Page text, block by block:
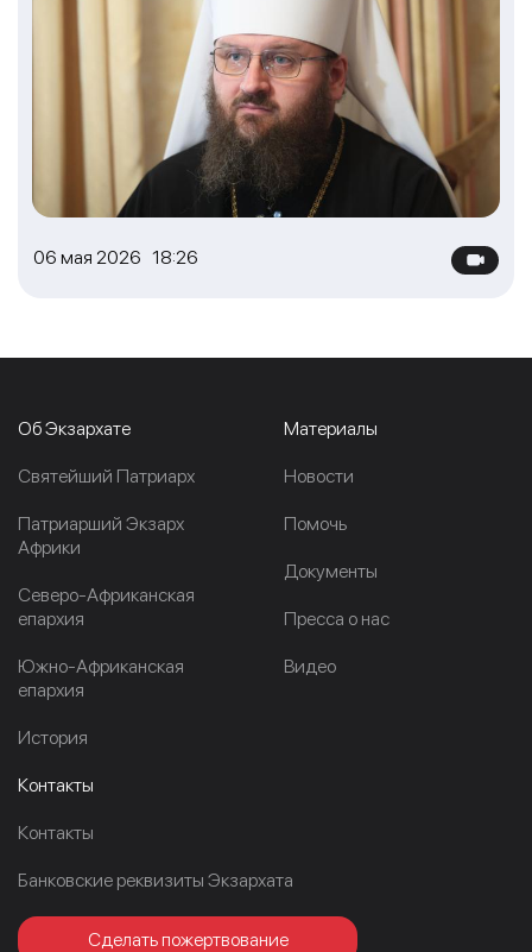
06 мая 2026 18:26
Об Экзархате
Cвятейший Патриарх
Патриарший Экзарх
Африки
Северо-Африканская
епархия
Южно-Африканская
епархия
История
Материалы
Новости
Помочь
Документы
Пресса о нас
Видео
Контакты
Контакты
Банковские реквизиты Экзархата
Сделать пожертвование